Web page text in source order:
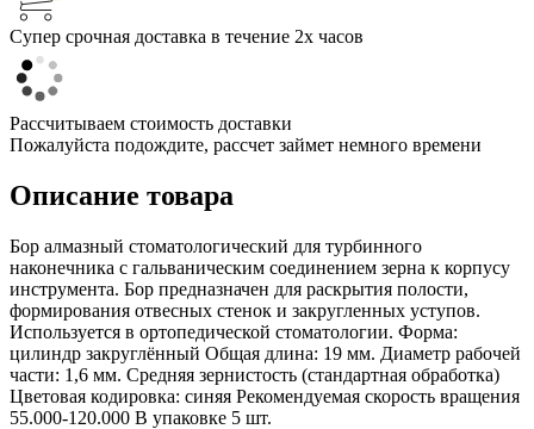
Супер срочная доставка в течение 2х часов
Рассчитываем стоимость доставки
Пожалуйста подождите, рассчет займет немного времени
Описание товара
Бор алмазный стоматологический для турбинного
наконечника с гальваническим соединением зерна к корпусу
инструмента. Бор предназначен для раскрытия полости,
формирования отвесных стенок и закругленных уступов.
Используется в ортопедической стоматологии. Форма:
цилиндр закруглённый Общая длина: 19 мм. Диаметр рабочей
части: 1,6 мм. Средняя зернистость (стандартная обработка)
Цветовая кодировка: синяя Рекомендуемая скорость вращения
55.000-120.000 В упаковке 5 шт.